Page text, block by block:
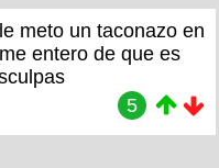
meto un taconazo en
entero de que es
5